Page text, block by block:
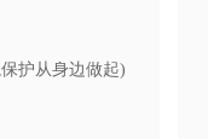
护从身边做起)